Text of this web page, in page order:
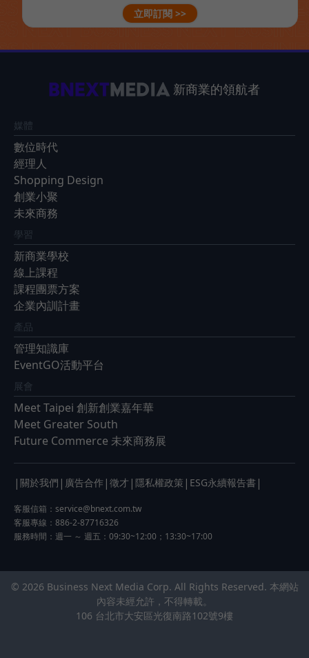
立即訂閱 >>
新商業的領航者
媒體
數位時代
經理人
Shopping Design
創業小聚
未來商務
學習
新商業學校
線上課程
課程團票方案
企業內訓計畫
產品
管理知識庫
EventGO活動平台
展會
Meet Taipei 創新創業嘉年華
Meet Greater South
Future Commerce 未來商務展
| 關於我們 | 廣告合作 | 徵才 | 隱私權政策 | ESG永續報告書 |
客服信箱： service@bnext.com.tw
客服專線：886-2-87716326
服務時間：週一 ～ 週五：09:30~12:00；13:30~17:00
© 2026 Business Next Media Corp. All Rights Reserved. 本網站
內容未經允許，不得轉載。
106 台北市大安區光復南路102號9樓